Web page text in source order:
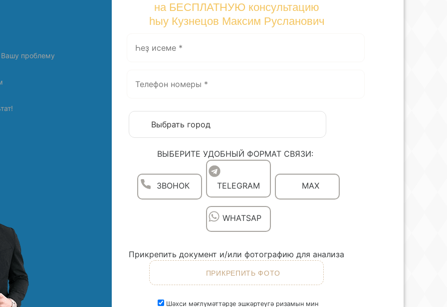
проблему
на БЕСПЛАТНУЮ консультацию
һыу Кузнецов Максим Русланович
ВЫБЕРИТЕ УДОБНЫЙ ФОРМАТ СВЯЗИ:
ЗВОНОК TELEGRAM MAX
WHATSAP
Прикрепить документ и/или фотографию для анализа
Шәхси мәғлүмәттәрҙе эшкәртеүгә ризамын мин